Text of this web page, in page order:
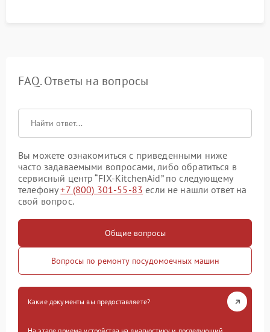
FAQ. Ответы на вопросы
Вы можете ознакомиться с приведенными ниже
часто задаваемыми вопросами, либо обратиться в
сервисный центр “FIX-KitchenAid” по следующему
телефону+7 (800) 301-55-83 если не нашли ответ на
свой вопрос.
Общие вопросы
Вопросы по ремонту посудомоечных машин
Какие документы вы предоставляете?